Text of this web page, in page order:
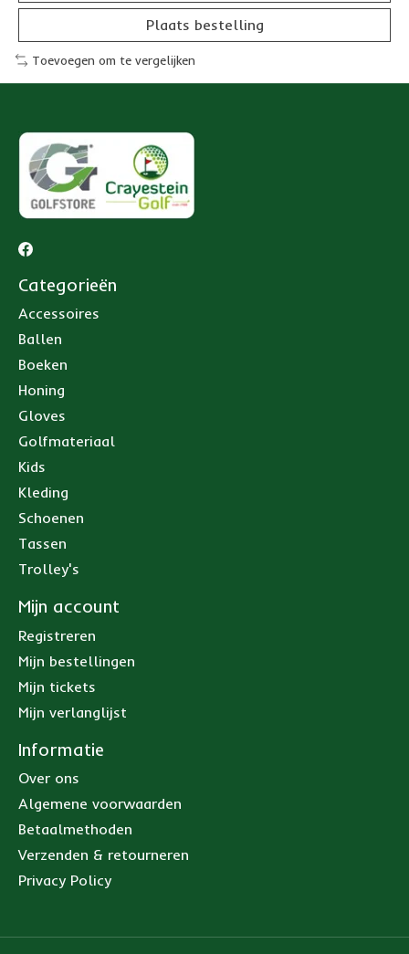
Plaats bestelling
Toevoegen om te vergelijken
Categorieën
Accessoires
Ballen
Boeken
Honing
Gloves
Golfmateriaal
Kids
Kleding
Schoenen
Tassen
Trolley's
Mijn account
Registreren
Mijn bestellingen
Mijn tickets
Mijn verlanglijst
Informatie
Over ons
Algemene voorwaarden
Betaalmethoden
Verzenden & retourneren
Privacy Policy